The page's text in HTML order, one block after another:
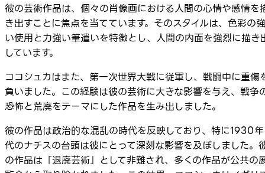
彼の芸術作品は、個々の肖像画における人間の心情や感情を
き出すことに焦点を当てています。そのスタイルは、色彩の強
い使用と力強い筆遣いを特徴とし、人間の内面を強烈に描き
しています。
ココシュカはまた、第一次世界大戦に従軍し、戦闘中に重傷
負いました。この経験は彼の芸術に大きな影響を与え、戦争
恐怖と荒廃をテーマにした作品を生み出しました。
彼の作品は政治的な混乱の時代を反映しており、特に1930年
代のナチスの台頭は彼にとって深刻な影響を及ぼしました。
の作品は「退廃芸術」として非難され、多くの作品が公共の